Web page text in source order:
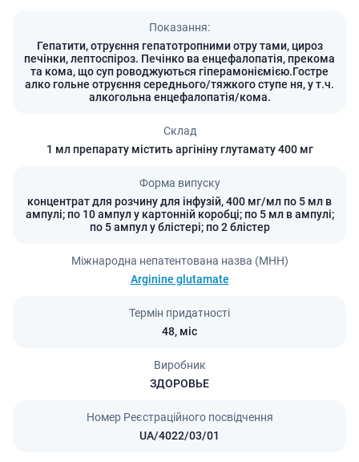
Показання:
Гепатити, отруєння гепатотропними отру тами, цироз
печінки, лептоспіроз. Печінко ва енцефалопатія, прекома
та кома, що суп роводжуються гіперамоніємією.Гостре
алко гольне отруєння середнього/тяжкого ступе ня, у т.ч.
алкогольна енцефалопатія/кома.
Склад
1 мл препарату містить аргініну глутамату 400 мг
Форма випуску
концентрат для розчину для інфузій, 400 мг/мл по 5 мл в
ампулі; по 10 ампул у картонній коробці; по 5 мл в ампулі;
по 5 ампул у блістері; по 2 блістер
Міжнародна непатентована назва (МНН)
Arginine glutamate
Термін придатності
48, міс
Виробник
ЗДОРОВЬЕ
Номер Реєстраційного посвідчення
UA/4022/03/01